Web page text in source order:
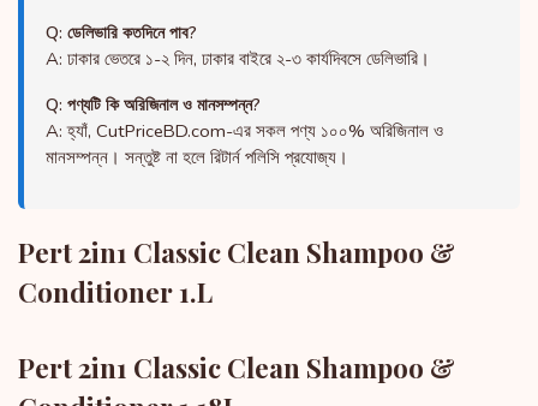
Q: ডেলিভারি কতদিনে পাব?
A: ঢাকার ভেতরে ১-২ দিন, ঢাকার বাইরে ২-৩ কার্যদিবসে ডেলিভারি।
Q: পণ্যটি কি অরিজিনাল ও মানসম্পন্ন?
A: হ্যাঁ, CutPriceBD.com-এর সকল পণ্য ১০০% অরিজিনাল ও
মানসম্পন্ন। সন্তুষ্ট না হলে রিটার্ন পলিসি প্রযোজ্য।
Pert 2in1 Classic Clean Shampoo &
Conditioner 1.L
Pert 2in1 Classic Clean Shampoo &